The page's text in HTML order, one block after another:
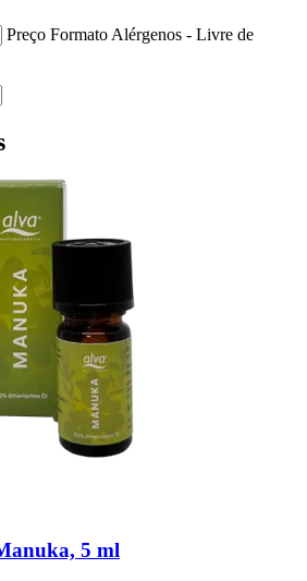
Preço Formato Alérgenos - Livre de
5 ml